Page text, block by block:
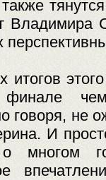
Владимира
итогов
говоря, не
И